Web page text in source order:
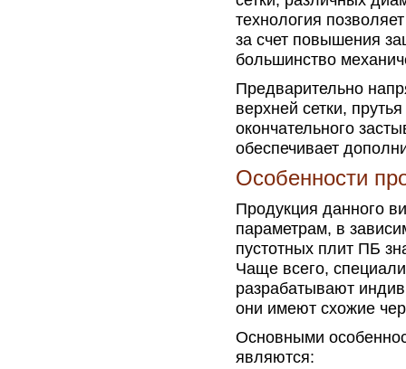
технология
за счет повышения
большинство
Предварительно
верхней сетки,
окончательного
обеспечивает
Особенности
Продукция данного
параметрам, в
пустотных плит ПБ
Чаще всего,
разрабатывают
они имеют схожие
Основными
являются: